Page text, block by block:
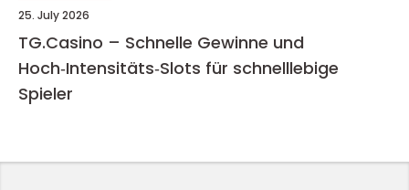
25. July 2026
TG.Casino – Schnelle Gewinne und
Hoch‑Intensitäts‑Slots für schnelllebige
Spieler